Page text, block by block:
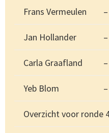
Frans Vermeulen –
Jan Hollander –
Carla Graafland –
Yeb Blom –
Overzicht voor ronde